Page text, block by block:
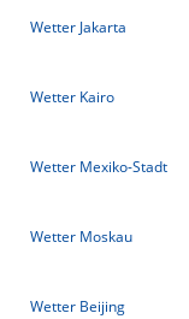
Wetter Jakarta
Wetter Kairo
Wetter Mexiko-Stadt
Wetter Moskau
Wetter Beijing